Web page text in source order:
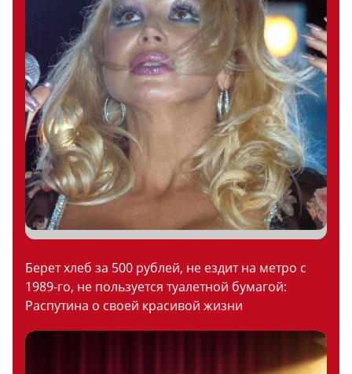
Берет хлеб за 500 рублей, не ездит на метро с
1989-го, не пользуется туалетной бумагой:
Распутина о своей красивой жизни